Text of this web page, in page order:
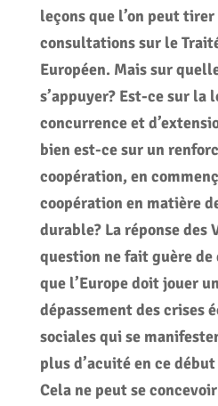
leçons que l’on peut tirer
consultations sur le
Européen. Mais sur
s’appuyer? Est-ce sur la
concurrence et
bien est-ce sur un
coopération, en
coopération en matière
durable? La réponse des
question ne fait guère
que l’Europe doit jouer
dépassement des crises
sociales qui se
plus d’acuité en ce
Cela ne peut se